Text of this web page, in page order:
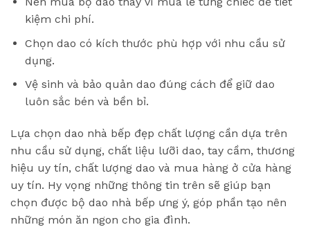
kiệm chi phí.
Chọn dao có kích thước phù hợp với nhu cầu sử
dụng.
Vệ sinh và bảo quản dao đúng cách để giữ dao
luôn sắc bén và bền bỉ.
Lựa chọn dao nhà bếp đẹp chất lượng cần dựa trên
nhu cầu sử dụng, chất liệu lưỡi dao, tay cầm, thương
hiệu uy tín, chất lượng dao và mua hàng ở cửa hàng
uy tín. Hy vọng những thông tin trên sẽ giúp bạn
chọn được bộ dao nhà bếp ưng ý, góp phần tạo nên
những món ăn ngon cho gia đình.